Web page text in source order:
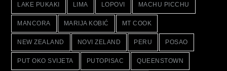
LAKE PUKAKI LIMA LOPOVI MACHU PICCHU
MANCORA MARIJA KOBIĆ MT COOK
NEW ZEALAND NOVI ZELAND PERU POSAO
PUT OKO SVIJETA PUTOPISAC QUEENSTOWN